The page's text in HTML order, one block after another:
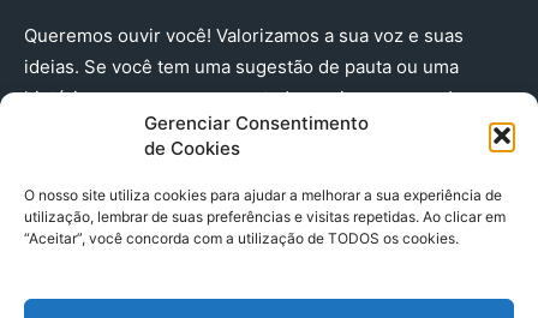
Gerenciar Consentimento
de Cookies
O nosso site utiliza cookies para ajudar a melhorar a sua experiência de
utilização, lembrar de suas preferências e visitas repetidas. Ao clicar em
“Aceitar”, você concorda com a utilização de TODOS os cookies.
Queremos ouvir você! Valorizamos a sua voz e suas
ideias. Se você tem uma sugestão de pauta ou uma
história que merece ser contada, envie-nos agora!
(91) 98224 - 3111